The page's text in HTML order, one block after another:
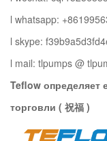
l whatsapp:
l skype:
l mail: tlpumps @
Teflow определяет
торговли ( 祝福 )